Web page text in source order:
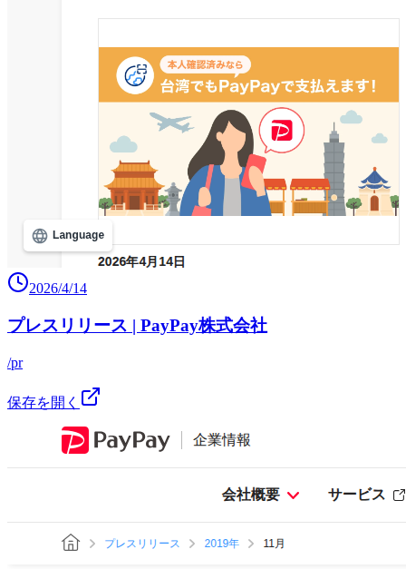
2026/4/14
プレスリリース | PayPay株式会社
/pr
保存を開く